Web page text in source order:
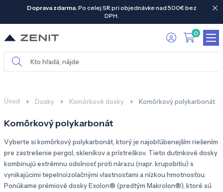
Doprava zdarma.Po celej SR pri objednávke nad 500€ bez
DPH.
0
Úvod Dosky Komôrkové dosky Komôrkový polykarbonát
Komôrkový polykarbonát
Vyberte si komôrkový polykarbonát, ktorý je najobľúbenejším riešením
pre zastrešenie pergol, skleníkov a prístreškov. Tieto dutinkové dosky
kombinujú extrémnu odolnosť proti nárazu (napr. krupobitiu) s
vynikajúcimi tepelnoizolačnými vlastnosťami a nízkou hmotnosťou.
Ponúkame prémiové dosky Exolon® (predtým Makrolon®), ktoré sú